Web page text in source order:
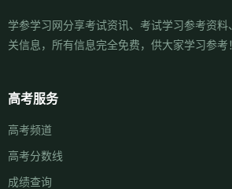
学参学习网分享考试资讯、考试学习参考资料
关信息，所有信息完全免费，供大家学习参考！
高考服务
高考频道
高考分数线
成绩查询